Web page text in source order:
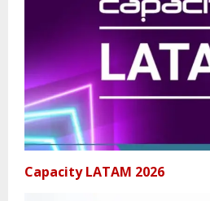
Capacity LATAM 2026